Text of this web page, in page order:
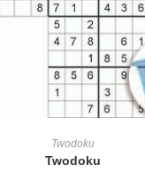
Twodoku
Twodoku